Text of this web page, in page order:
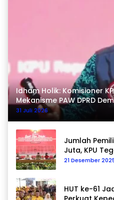
Idham Holik: Komisioner
Mekanisme PAW DPRD
31 Juli 2026
Jumlah
Juta, KPU
Data
21 Desember
HUT ke-61